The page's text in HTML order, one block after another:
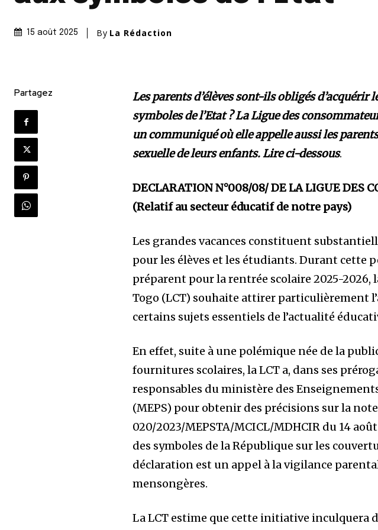
15 août 2025 By La Rédaction
Partagez
Les parents d’élèves sont-ils obligés
symboles de l’Etat ? La Ligue des
un communiqué où elle appelle aussi les parents
sexuelle de leurs enfants. Lire ci-dessous.
DECLARATION N°008/08/ DE LA LIGUE DES
(Relatif au secteur éducatif de notre pays)
Les grandes vacances constituent
pour les élèves et les étudiants. Durant cette
préparent pour la rentrée scolaire 2025-2026,
Togo (LCT) souhaite attirer particulièrement
certains sujets essentiels de l’actualité
En effet, suite à une polémique née de la
fournitures scolaires, la LCT a, dans ses
responsables du ministère des
(MEPS) pour obtenir des précisions sur la
020/2023/MEPSTA/MCICL/MDHCIR du 14
des symboles de la République sur les
déclaration est un appel à la vigilance
mensongères.
La LCT estime que cette initiative inculquera